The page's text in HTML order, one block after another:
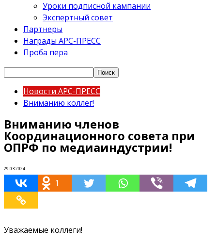
Уроки подписной кампании
Экспертный совет
Партнеры
Награды АРС-ПРЕСС
Проба пера
Новости АРС-ПРЕСС
Вниманию коллег!
Вниманию членов
Координационного совета при
ОПРФ по медиаиндустрии!
29.03.2024
1
Уважаемые коллеги!